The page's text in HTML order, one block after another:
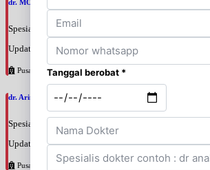
dr. MOCHAMAD PASHA, SpPD
Spesialis: Penyakit Dalam
Update terakhir: 2026-08-07 20:35:45
Pusat Pertamina
dr. Arini Purwono, SpP
Spesialis: Paru
Update terakhir: 2026-08-07 20:25:58
Pusat Pertamina